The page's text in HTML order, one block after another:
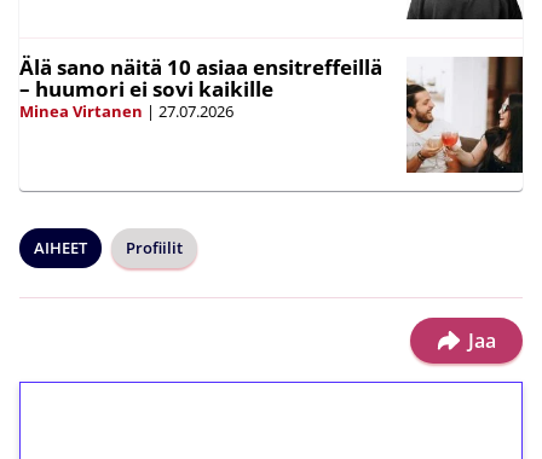
Älä sano näitä 10 asiaa ensitreffeillä
– huumori ei sovi kaikille
Minea Virtanen | 27.07.2026
AIHEET Profiilit
Jaa